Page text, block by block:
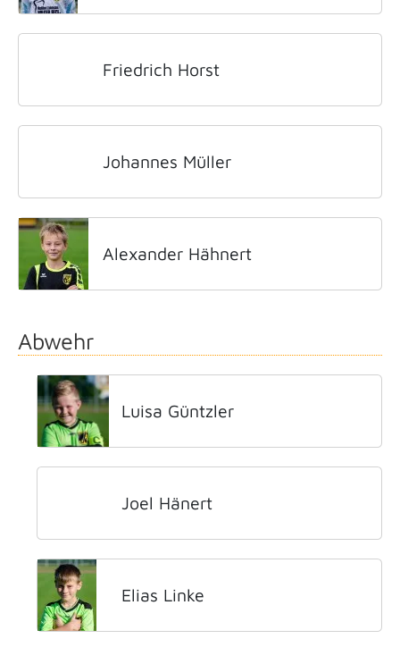
Friedrich Horst
Johannes Müller
Alexander Hähnert
Abwehr
Luisa Güntzler
Joel Hänert
Elias Linke